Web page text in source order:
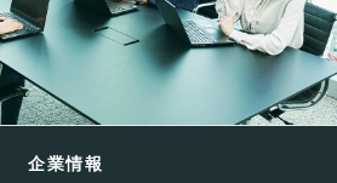
企業情報